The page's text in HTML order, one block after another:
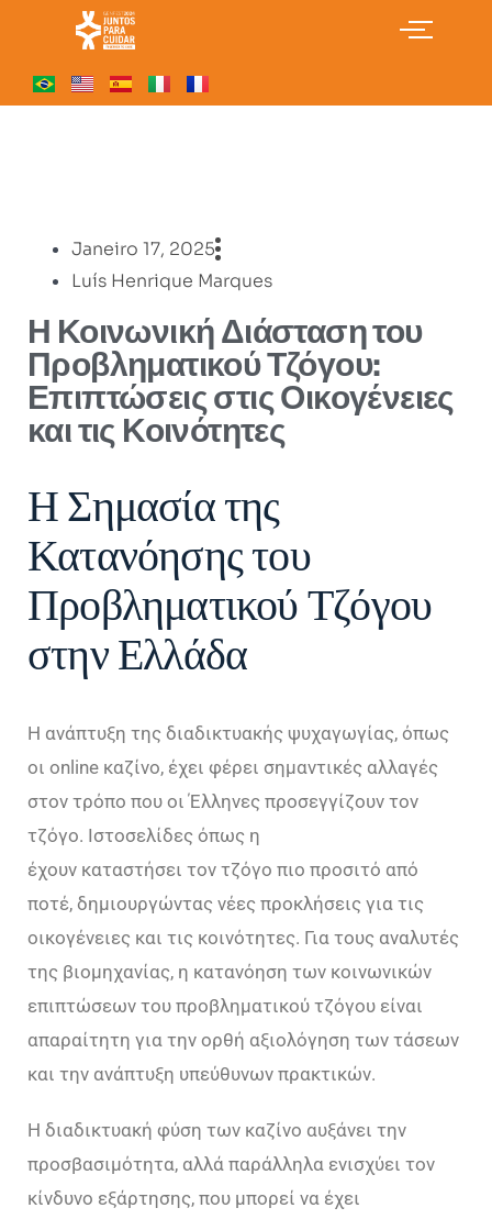
Janeiro 17, 2025
Luís Henrique Marques
Η Κοινωνική Διάσταση του
Προβληματικού Τζόγου:
Επιπτώσεις στις Οικογένειες
και τις Κοινότητες
Η Σημασία της
Κατανόησης του
Προβληματικού Τζόγου
στην Ελλάδα
Η ανάπτυξη της διαδικτυακής ψυχαγωγίας, όπως
οι online καζίνο, έχει φέρει σημαντικές αλλαγές
στον τρόπο που οι Έλληνες προσεγγίζουν τον
τζόγο. Ιστοσελίδες όπως η
έχουν καταστήσει τον τζόγο πιο προσιτό από
ποτέ, δημιουργώντας νέες προκλήσεις για τις
οικογένειες και τις κοινότητες. Για τους αναλυτές
της βιομηχανίας, η κατανόηση των κοινωνικών
επιπτώσεων του προβληματικού τζόγου είναι
απαραίτητη για την ορθή αξιολόγηση των τάσεων
και την ανάπτυξη υπεύθυνων πρακτικών.
Η διαδικτυακή φύση των καζίνο αυξάνει την
προσβασιμότητα, αλλά παράλληλα ενισχύει τον
κίνδυνο εξάρτησης, που μπορεί να έχει